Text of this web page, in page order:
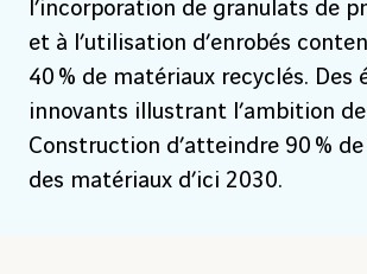
l’incorporation de granulats de
et à l’utilisation d’enrobés
40 % de matériaux recyclés. Des
innovants illustrant l’ambition de
Construction d’atteindre 90 %
des matériaux d’ici 2030.